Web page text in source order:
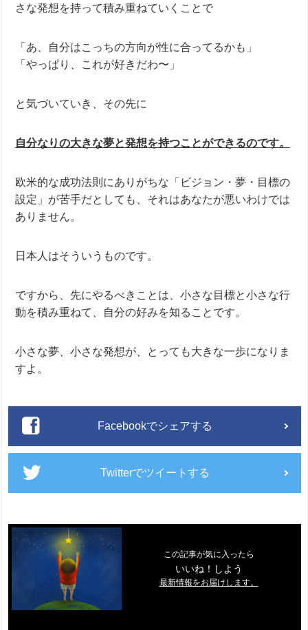
さな発想を持って積み重ねていくことで
「あ、自分はこっちの方向が性に合ってるかも」
「やっぱり、これが好きだわ〜」
と気づいていき、その先に
自分なりの大きな夢と発想を持つことができるのです。
欧米的な成功法則にありがちな「ビジョン・夢・目標の
設定」が苦手だとしても、それはあなたが悪いわけでは
ありません。
日本人はそういうものです。
ですから、先にやるべきことは、小さな目標と小さな行
動を積み重ねて、自分の好みを知ることです。
小さな夢、小さな発想が、とっても大きな一歩になりま
すよ。
Facebookでシェアする
Twitterでツイートする
この記事が気に入ったら
いいね！しよう
最新情報をお届けします。